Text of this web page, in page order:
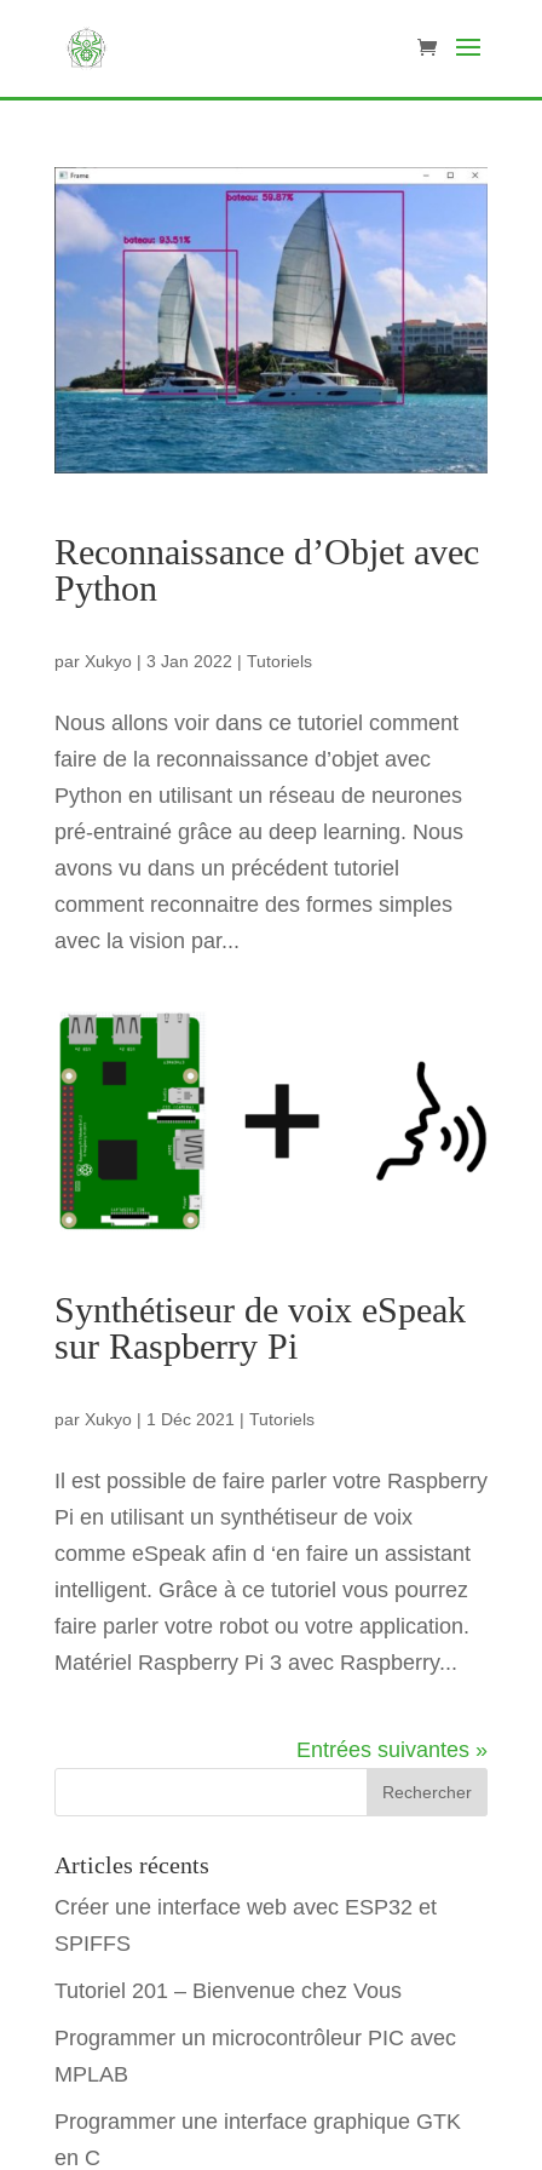
Reconnaissance d’Objet avec
Python
par Xukyo| 3 Jan 2022 | Tutoriels
Nous allons voir dans ce tutoriel comment
faire de la reconnaissance d’objet avec
Python en utilisant un réseau de neurones
pré-entrainé grâce au deep learning. Nous
avons vu dans un précédent tutoriel
comment reconnaitre des formes simples
avec la vision par...
Synthétiseur de voix eSpeak
sur Raspberry Pi
par Xukyo| 1 Déc 2021 | Tutoriels
Il est possible de faire parler votre Raspberry
Pi en utilisant un synthétiseur de voix
comme eSpeak afin d ‘en faire un assistant
intelligent. Grâce à ce tutoriel vous pourrez
faire parler votre robot ou votre application.
Matériel Raspberry Pi 3 avec Raspberry...
Entrées suivantes »
Articles récents
Créer une interface web avec ESP32 et
SPIFFS
Tutoriel 201 – Bienvenue chez Vous
Programmer un microcontrôleur PIC avec
MPLAB
Programmer une interface graphique GTK
en C